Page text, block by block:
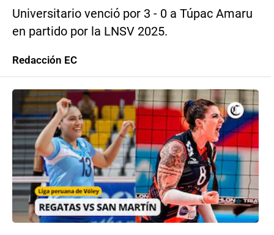
Universitario venció por 3 - 0 a Túpac Amaru
en partido por la LNSV 2025.
Redacción EC